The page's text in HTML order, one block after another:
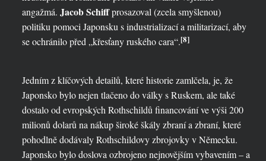
angažmá. Jacob Schiffprosazoval (zcela smyšlenou)
politiku pomoci Japonsku s industrializací a militarizací, aby
se ochránilo před „křesťany ruského cara“.[8]
Jedním z klíčových detailů, které historie zamlčela, je, že
Japonsko bylo nejen tlačeno do války s Ruskem, ale také
dostalo od evropských Rothschildů financování ve výši 200
milionů dolarů na nákup široké škály zbraní a zbraní, které
pohodlně dodávaly Rothschildovy zbrojovky v Německu.
Japonsko bylo doslova ozbrojeno nejnovějším vybavením – a